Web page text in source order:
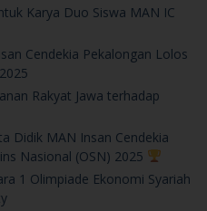
Karya Duo Siswa MAN IC
Cendekia Pekalongan Lolos
Rakyat Jawa terhadap
Didik MAN Insan Cendekia
Nasional (OSN) 2025
1 Olimpiade Ekonomi Syariah